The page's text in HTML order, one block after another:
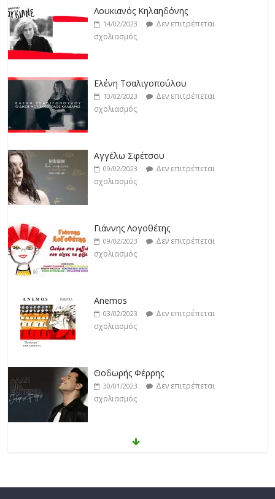
19/02/2023
Δεν επιτρέπεται
σχολιασμός
19/02/2023
Δεν επιτρέπεται
σχολιασμός
18/02/2023
σχολιασμός
Λουκιανός Κηλαηδόνης
14/02/2023
Δεν επιτρέπεται
σχολιασμός
Ελένη Τσαλιγοπούλου
13/02/2023
Δεν επιτρέπεται
σχολιασμός
Αγγέλω Σφέτσου
09/02/2023
Δεν επιτρέπεται
σχολιασμός
Γιάννης Λογοθέτης
09/02/2023
Δεν επιτρέπεται
σχολιασμός
Anemos
03/02/2023
Δεν επιτρέπεται
σχολιασμός
Θοδωρής Φέρρης
30/01/2023
Δεν επιτρέπεται
σχολιασμός
Νίκος Ζιώγαλας